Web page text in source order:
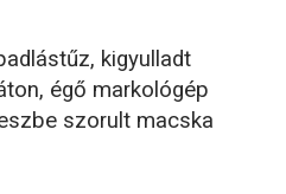
kigyulladt
égő markológép
szorult macska